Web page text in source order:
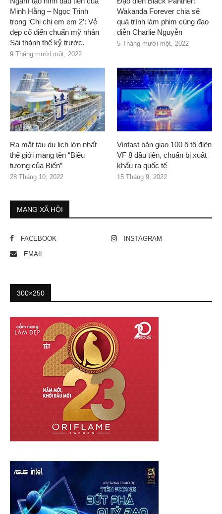
Minh Hằng – Ngọc Trinh
trong ‘Chị chị em em 2’: Vẻ
đẹp cổ điển chuẩn mỹ nhân
Sài thành thế kỷ trước.
9 Tháng mười một, 2022
Wakanda Forever chia sẻ
quá trình làm phim cùng đạo
diễn Charlie Nguyễn
5 Tháng mười một, 2022
Ra mắt tàu du lịch lớn nhất
thế giới mang tên “Biểu
tượng của Biển”
28 Tháng 10, 2022
Vinfast bàn giao 100 ô tô điện
VF 8 đầu tiên, chuẩn bị xuất
khẩu ra quốc tế
15 Tháng 9, 2022
MẠNG XÃ HỘI
FACEBOOK INSTAGRAM
EMAIL
300×250